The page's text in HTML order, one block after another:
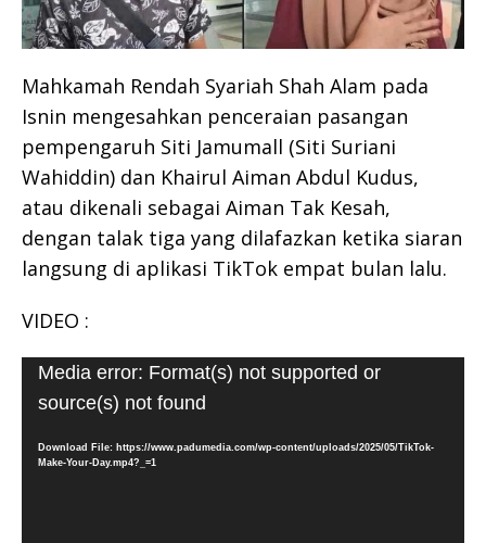
Mahkamah Rendah Syariah Shah Alam pada
Isnin mengesahkan penceraian pasangan
pempengaruh Siti Jamumall (Siti Suriani
Wahiddin) dan Khairul Aiman Abdul Kudus,
atau dikenali sebagai Aiman Tak Kesah,
dengan talak tiga yang dilafazkan ketika siaran
langsung di aplikasi TikTok empat bulan lalu.
VIDEO :
Video
Media error: Format(s) not supported or
source(s) not found
Download File: https://www.padumedia.com/wp-content/uploads/2025/05/TikTok-
Make-Your-Day.mp4?_=1